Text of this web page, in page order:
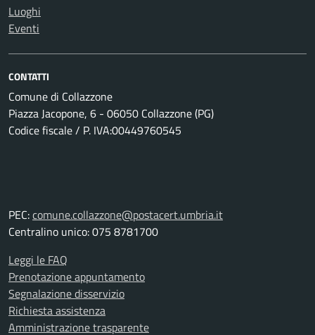
Luoghi
Eventi
CONTATTI
Comune di Collazzone
Piazza Jacopone, 6 - 06050 Collazzone (PG)
Codice fiscale / P. IVA:00449760545
PEC:comune.collazzone@postacert.umbria.it
Centralino unico: 075 8781700
Leggi le FAQ
Prenotazione appuntamento
Segnalazione disservizio
Richiesta assistenza
Amministrazione trasparente